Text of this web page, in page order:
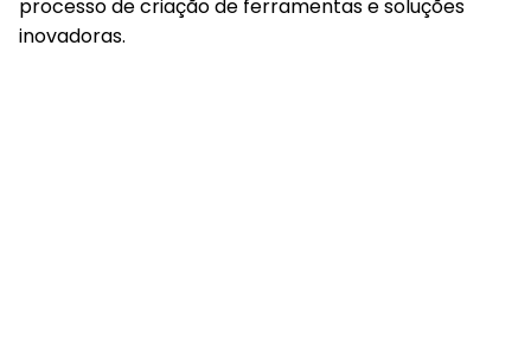
processo de criação de ferramentas e soluções
inovadoras.